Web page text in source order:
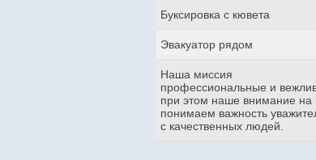
Буксировка с кювета
Эвакуатор рядом
Наша миссия
профессиональные и
при этом наше внимание
понимаем важность
с качественных людей.